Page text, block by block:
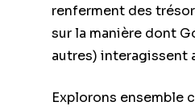
renferment des
sur la manière dont
autres) interagissent
Explorons ensemble